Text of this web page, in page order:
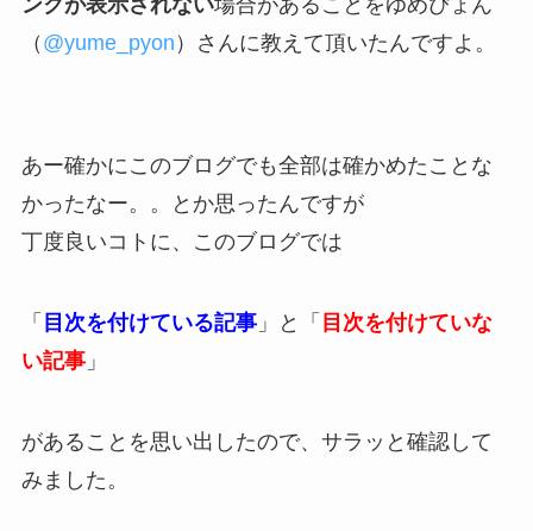
（ @yume_pyon ）さんに教えて頂いたんですよ。
あー確かにこのブログでも全部は確かめたことな
かったなー。。とか思ったんですが
丁度良いコトに、このブログでは
「 目次を付けている記事」と「 目次を付けていな
い記事」
があることを思い出したので、サラッと確認して
みました。